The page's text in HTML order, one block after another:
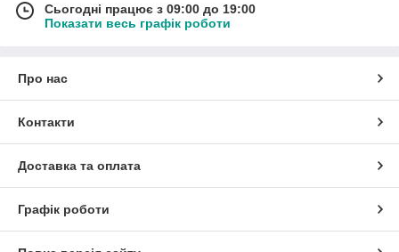
Сьогодні працює з 09:00 до 19:00
Показати весь графік роботи
Про нас
Контакти
Доставка та оплата
Графік роботи